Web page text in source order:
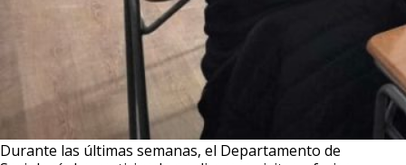
Durante las últimas semanas, el Departamento de